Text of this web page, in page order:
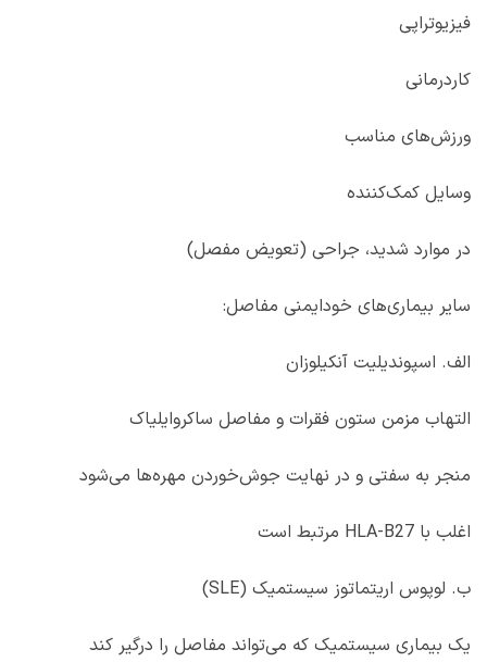
فیزیوتراپی
کاردرمانی
ورزش‌های مناسب
وسایل کمک‌کننده
در موارد شدید، جراحی (تعویض مفصل)
سایر بیماری‌های خودایمنی مفاصل:
الف. اسپوندیلیت آنکیلوزان
التهاب مزمن ستون فقرات و مفاصل ساکروایلیاک
منجر به سفتی و در نهایت جوش‌خوردن مهره‌ها می‌شود
اغلب با HLA-B27 مرتبط است
ب. لوپوس اریتماتوز سیستمیک (SLE
)
یک بیماری سیستمیک که می‌تواند مفاصل را درگیر کند